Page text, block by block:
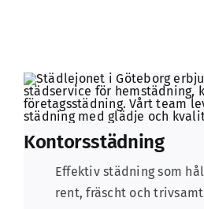
Kontorsstädning
Effektiv städning som
rent, fräscht och